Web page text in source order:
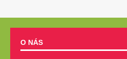
O NÁS